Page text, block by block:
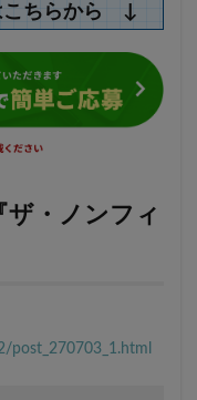
こちらから ↓
ザ・ノンフィ